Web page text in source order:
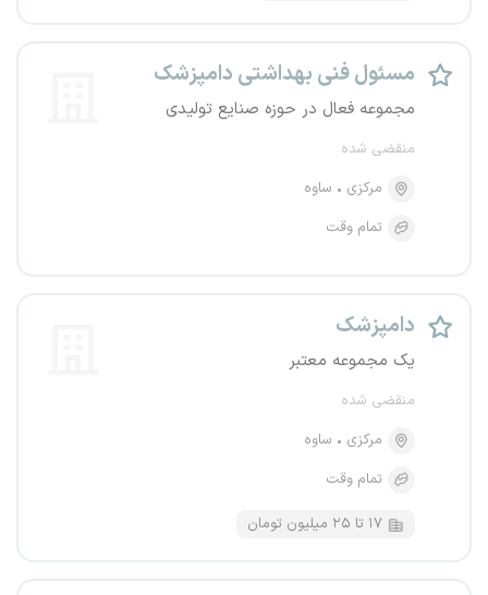
مسئول فنی بهداشتی دامپزشک
مجموعه فعال در حوزه صنایع تولیدی
منقضی شده
مرکزی
ساوه
تمام وقت
دامپزشک
یک مجموعه معتبر
منقضی شده
مرکزی
ساوه
تمام وقت
۱۷ تا ۲۵ میلیون تومان